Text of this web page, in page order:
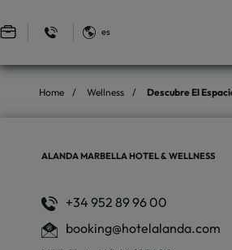
es
Descubre El Espacio Wellness del Alanda
Home Wellness Descubre El
ALANDA MARBELLA HOTEL & WELLNESS
+34 952 89 96 00
booking@hotelalanda.com